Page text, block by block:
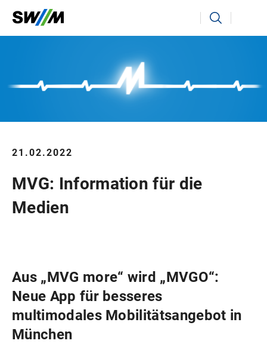
Ihr Suchbegriff Suchen
21.02.2022
MVG: Information für die
Medien
Aus „MVG more“ wird „MVGO“:
Neue App für besseres
multimodales Mobilitätsangebot in
München